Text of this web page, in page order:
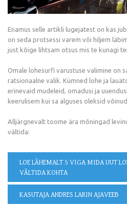
Enamus selle artikli lugejatest on kas
on seda protsessi varem või hiljem
just kõige lihtsam otsus mis te kunagi
Omale lohesurfi varustuse valimine on
ratsionaalne valik. Kümned lohe ja
erinevaid mudeleid, omadusi ja
keerulisem kui sa alguses oleksid
Alljärgnevalt toome ära mõningad
vältida:
LOE LÄHEMALT 5 VIGA MIDA UUT
VÄLTIDA KOHTA
KASUTAJA ANDRES LARIN AJAVEEB